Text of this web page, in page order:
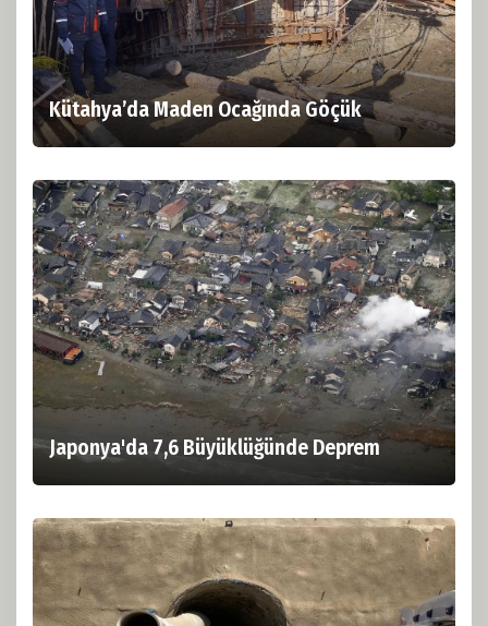
Kütahya’da Maden Ocağında Göçük
Japonya'da 7,6 Büyüklüğünde Deprem